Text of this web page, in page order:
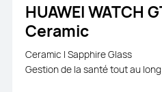
HUAWEI WATCH
Ceramic
Ceramic I Sapphire Glass
Gestion de la santé tout au